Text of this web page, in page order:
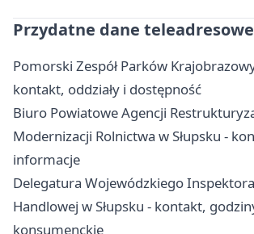
Przydatne dane teleadresowe
Pomorski Zespół Parków
kontakt, oddziały i dostępność
Biuro Powiatowe Agencji
Modernizacji Rolnictwa w Słupsku -
informacje
Delegatura Wojewódzkiego
Handlowej w Słupsku - kontakt,
konsumenckie